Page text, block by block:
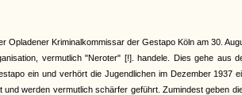
Kriminalkommissar der Gestapo Köln am 30.
vermutlich "Neroter" [!]. handele. Dies gehe aus
ein und verhört die Jugendlichen im Dezember 1937
werden vermutlich schärfer geführt. Zumindest geben